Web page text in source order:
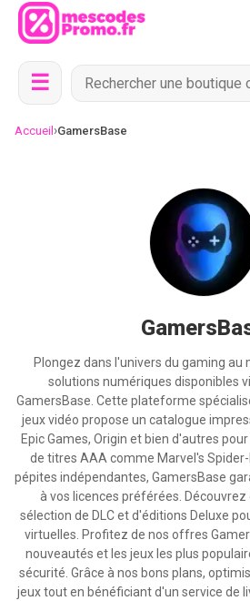
☰
Accueil ›GamersBase
Plongez dans l'univers du gaming au
solutions numériques disponibles
GamersBase. Cette plateforme
jeux vidéo propose un catalogue
Epic Games, Origin et bien d'autres
de titres AAA comme Marvel's
pépites indépendantes, GamersBase
à vos licences préférées.
sélection de DLC et d'éditions Deluxe
virtuelles. Profitez de nos offres
nouveautés et les jeux les plus
sécurité. Grâce à nos bons plans,
jeux tout en bénéficiant d'un service de